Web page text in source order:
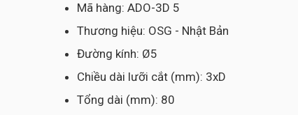
Mã hàng: ADO-3D 5
Thương hiệu: OSG - Nhật Bản
Đường kính: Ø5
Chiều dài lưỡi cắt (mm): 3xD
Tổng dài (mm): 80